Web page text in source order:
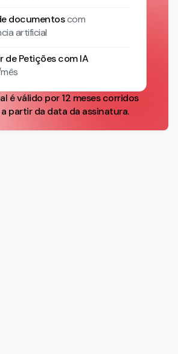
documentoscom
artificial
de Petições com IA
é válido por 12 meses corridos
partir da data da assinatura.